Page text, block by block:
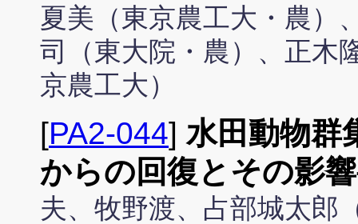
夏美（東京農工大・農）
司（東大院・農）、正木
京農工大）
[PA2-044]水田動物群
からの回復とその影
夫、牧野渡、占部城太郎